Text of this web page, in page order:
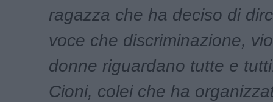
ragazza che ha deciso di
voce che discriminazione,
donne riguardano tutte e
Cioni, colei che ha